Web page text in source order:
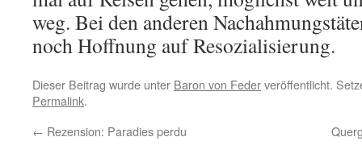
weg. Bei den anderen
noch Hoffnung auf Resozialisierung.
Dieser Beitrag wurde unter Baron von Federveröffentlicht.
Permalink.
← Rezension: Paradies perdu